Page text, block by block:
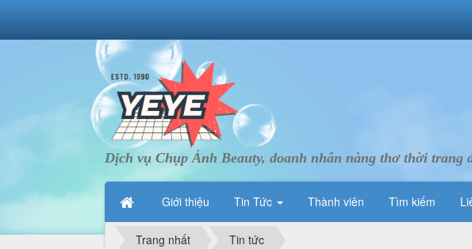
Dịch vụ Chụp Ảnh Beauty, doanh nhân nàng thơ thời trang
Giới thiệu Tin Tức Thành viên Tìm kiếm
Trang nhất Tin tức